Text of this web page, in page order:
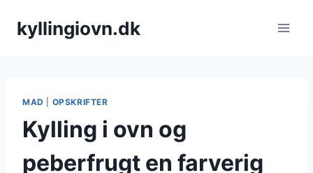
kyllingiovn.dk
MAD OPSKRIFTER
Kylling i ovn og
peberfrugt en farverig